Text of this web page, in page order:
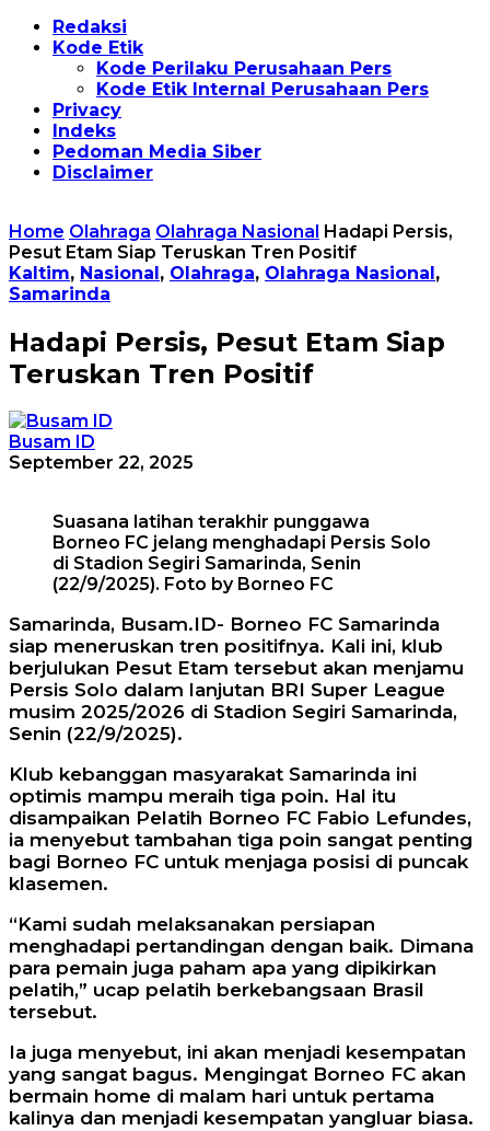
Redaksi
Kode Etik
Kode Perilaku Perusahaan Pers
Kode Etik Internal Perusahaan Pers
Privacy
Indeks
Pedoman Media Siber
Disclaimer
Home Olahraga Olahraga Nasional Hadapi Persis,
Pesut Etam Siap Teruskan Tren Positif
Kaltim, Nasional, Olahraga, Olahraga Nasional,
Samarinda
Hadapi Persis, Pesut Etam Siap
Teruskan Tren Positif
Busam ID
September 22, 2025
Suasana latihan terakhir punggawa
Borneo FC jelang menghadapi Persis Solo
di Stadion Segiri Samarinda, Senin
(22/9/2025). Foto by Borneo FC
Samarinda, Busam.ID- Borneo FC Samarinda
siap meneruskan tren positifnya. Kali ini, klub
berjulukan Pesut Etam tersebut akan menjamu
Persis Solo dalam lanjutan BRI Super League
musim 2025/2026 di Stadion Segiri Samarinda,
Senin (22/9/2025).
Klub kebanggan masyarakat Samarinda ini
optimis mampu meraih tiga poin. Hal itu
disampaikan Pelatih Borneo FC Fabio Lefundes,
ia menyebut tambahan tiga poin sangat penting
bagi Borneo FC untuk menjaga posisi di puncak
klasemen.
“Kami sudah melaksanakan persiapan
menghadapi pertandingan dengan baik. Dimana
para pemain juga paham apa yang dipikirkan
pelatih,” ucap pelatih berkebangsaan Brasil
tersebut.
Ia juga menyebut, ini akan menjadi kesempatan
yang sangat bagus. Mengingat Borneo FC akan
bermain home di malam hari untuk pertama
kalinya dan menjadi kesempatan yangluar biasa.